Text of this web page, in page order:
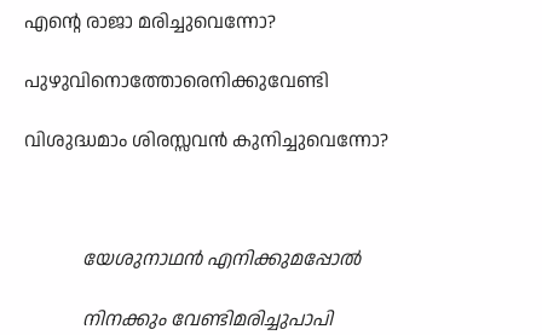
എന്റെ രാജാ മരിച്ചുവെന്നോ?
പുഴുവിനൊത്തോരെനിക്കുവേണ്ടി
വിശുദ്ധമാം ശിരസ്സവൻ കുനിച്ചുവെന്നോ?
യേശുനാഥൻ എനിക്കുമപ്പോൽ
നിനക്കും വേണ്ടിമരിച്ചുപാപി